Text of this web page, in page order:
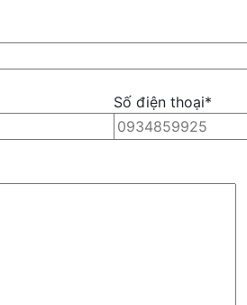
Số điện thoại*